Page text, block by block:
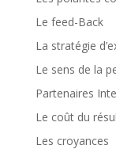
Le feed-Back
La stratégie
Le sens de la
Partenaires
Le coût du
Les croyances